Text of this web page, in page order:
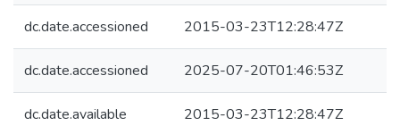
dc.date.accessioned 2015-03-23T12:28:47Z
dc.date.accessioned 2025-07-20T01:46:53Z
dc.date.available 2015-03-23T12:28:47Z